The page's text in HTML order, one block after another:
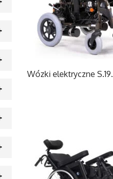
Wózki elektryczne